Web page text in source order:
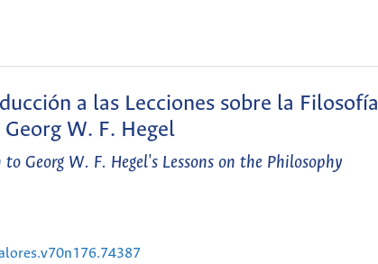
a las Lecciones sobre la Filosofía
W. F. Hegel
Georg W. F. Hegel's Lessons on the Philosophy